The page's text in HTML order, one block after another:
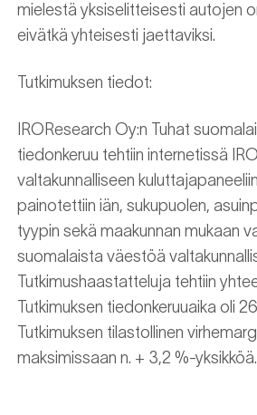
mielestä yksiselitteisesti autojen
eivätkä yhteisesti jaettaviksi.
Tutkimuksen tiedot:
IROResearch Oy:n Tuhat
tiedonkeruu tehtiin internetissä
valtakunnalliseen
painotettiin iän, sukupuolen,
tyypin sekä maakunnan mukaan
suomalaista väestöä
Tutkimushaastatteluja tehtiin
Tutkimuksen tiedonkeruuaika oli
Tutkimuksen tilastollinen
maksimissaan n. + 3,2 %-yksikköä.